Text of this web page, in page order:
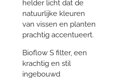
helder licht dat de
natuurlijke kleuren
van vissen en planten
prachtig accentueert.
Bioflow S filter, een
krachtig en stil
ingebouwd